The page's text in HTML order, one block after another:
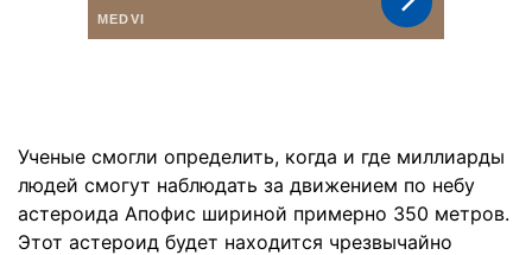
Ученые смогли определить, когда и где миллиарды
людей смогут наблюдать за движением по небу
астероида Апофис шириной примерно 350 метров.
Этот астероид будет находится чрезвычайно